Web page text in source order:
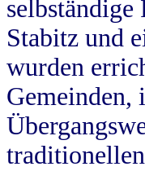
Stabitz und
wurden
Gemeinden,